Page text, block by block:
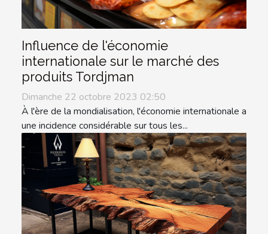
Influence de l'économie
internationale sur le marché des
produits Tordjman
Dimanche 22 octobre 2023 02:50
À l'ère de la mondialisation, l'économie internationale a
une incidence considérable sur tous les...